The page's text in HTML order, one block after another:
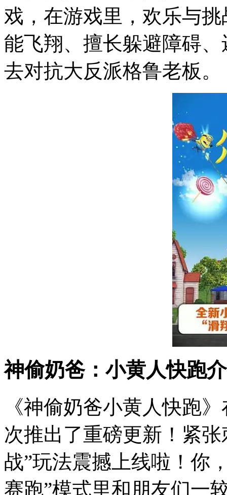
戏，在游戏里，欢乐与
能飞翔、擅长躲避障碍
去对抗大反派格鲁老板。
神偷奶爸：小黄人快跑
《神偷奶爸小黄人快跑
次推出了重磅更新！紧
战”玩法震撼上线啦！你
赛跑”模式里和朋友们一